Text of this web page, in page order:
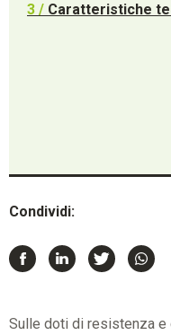
3 / Caratteristiche
Condividi:
Sulle doti di resistenza e